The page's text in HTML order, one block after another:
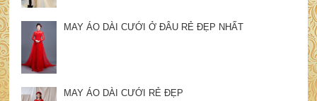
MAY ÁO DÀI CƯỚI Ở ĐÂU RẺ ĐẸP NHẤT
MAY ÁO DÀI CƯỚI RẺ ĐẸP